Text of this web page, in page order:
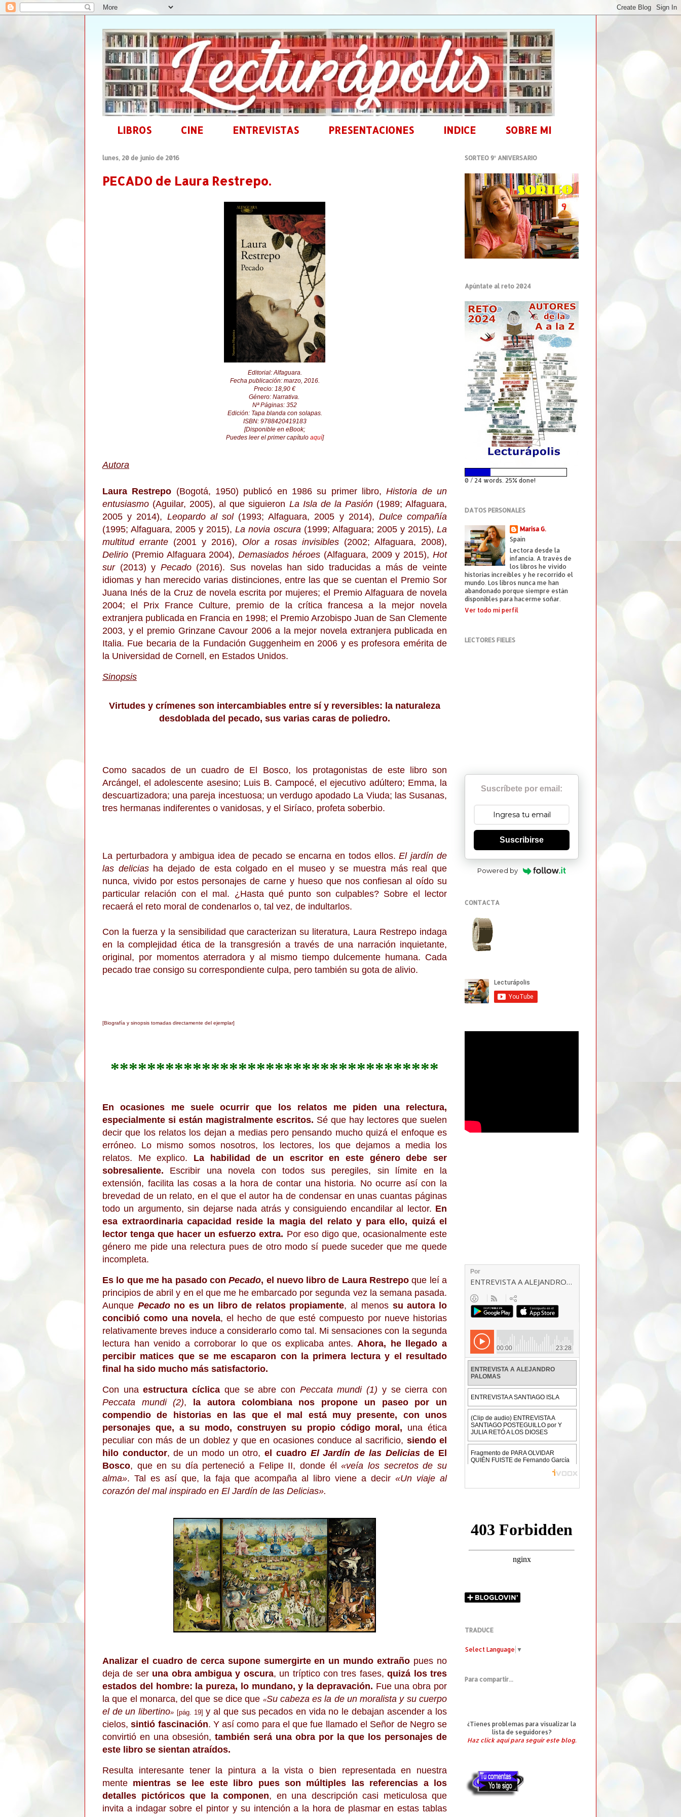
LIBROS CINE ENTREVISTAS PRESENTACIONES INDICE SOBRE MI
lunes, 20 de junio de 2016
PECADO de Laura Restrepo.
Editorial: Alfaguara.
Fecha publicación: marzo, 2016.
Precio: 18,90 €
Género: Narrativa
Nª Páginas: 352
Edición: Tapa blanda con solapas.
ISBN: 9788420419183
[Disponible en eBook;
Puedes leer el primer capítulo aquí]
Autora
Laura Restrepo (Bogotá, 1950) publicó en 1986 su primer libro,Historia de un
entusiasmo (Aguilar, 2005), al que siguieron La Isla de la Pasión(1989; Alfaguara,
2005 y 2014), Leopardo al sol(1993; Alfaguara, 2005 y 2014), Dulce compañía
(1995; Alfaguara, 2005 y 2015),La novia oscura (1999; Alfaguara; 2005 y 2015),La
multitud errante (2001 y 2016), Olor a rosas invisibles (2002; Alfaguara, 2008),
Delirio (Premio Alfaguara 2004),Demasiados héroes (Alfaguara, 2009 y 2015),Hot
sur(2013) y Pecado(2016). Sus novelas han sido traducidas a más de veinte
idiomas y han merecido varias distinciones, entre las que se cuentan el Premio Sor
Juana Inés de la Cruz de novela escrita por mujeres; el Premio Alfaguara de novela
2004; el Prix France Culture, premio de la crítica francesa a la mejor novela
extranjera publicada en Francia en 1998; el Premio Arzobispo Juan de San Clemente
2003, y el premio Grinzane Cavour 2006 a la mejor novela extranjera publicada en
Italia. Fue becaria de la Fundación Guggenheim en 2006 y es profesora emérita de
la Universidad de Cornell, en Estados Unidos.
Sinopsis
Virtudes y crímenes son intercambiables entre sí y reversibles: la naturaleza
desdoblada del pecado, sus varias caras de poliedro.
Como sacados de un cuadro de El Bosco, los protagonistas de este libro son
Arcángel, el adolescente asesino; Luis B. Campocé, el ejecutivo adúltero; Emma, la
descuartizadora; una pareja incestuosa; un verdugo apodado La Viuda; las Susanas,
tres hermanas indiferentes o vanidosas, y el Siríaco, profeta soberbio.
La perturbadora y ambigua idea de pecado se encarna en todos ellos.El jardín de
las deliciasha dejado de esta colgado en el museo y se muestra más real que
nunca, vivido por estos personajes de carne y hueso que nos confiesan al oído su
particular relación con el mal. ¿Hasta qué punto son culpables? Sobre el lector
recaerá el reto moral de condenarlos o, tal vez, de indultarlos.
Con la fuerza y la sensibilidad que caracterizan su literatura, Laura Restrepo indaga
en la complejidad ética de la transgresión a través de una narración inquietante,
original, por momentos aterradora y al mismo tiempo dulcemente humana. Cada
pecado trae consigo su correspondiente culpa, pero también su gota de alivio.
[Biografía y sinopsis tomadas directamente del ejemplar]
************************************
En ocasiones me suele ocurrir que los relatos me piden una relectura,
especialmente si están magistralmente escritos. Sé que hay lectores que suelen
decir que los relatos los dejan a medias pero pensando mucho quizá el enfoque es
erróneo. Lo mismo somos nosotros, los lectores, los que dejamos a media los
relatos. Me explico. La habilidad de un escritor en este género debe ser
sobresaliente. Escribir una novela con todos sus peregiles, sin límite en la
extensión, facilita las cosas a la hora de contar una historia. No ocurre así con la
brevedad de un relato, en el que el autor ha de condensar en unas cuantas páginas
todo un argumento, sin dejarse nada atrás y consiguiendo encandilar al lector. En
esa extraordinaria capacidad reside la magia del relato y para ello, quizá el
lector tenga que hacer un esfuerzo extra. Por eso digo que, ocasionalmente este
género me pide una relectura pues de otro modo sí puede suceder que me quede
incompleta.
Es lo que me ha pasado conPecado, el nuevo libro de Laura Restrepo que leí a
principios de abrily en el que me heembarcado por segunda vez la semana pasada.
Aunque Pecadono es un libro de relatos propiamente, al menos su autora lo
concibió como una novela, el hecho de que esté compuesto por nuevehistorias
relativamente breves induce aconsiderarlocomo tal. Misensaciones con la segunda
lectura han venido a corroborar lo que os explicaba antes. Ahora, he llegado a
percibir matices que se me escaparon con la primera lectura y el resultado
final ha sido mucho más satisfactorio.
Con unaestructura cíclica que se abre con Peccata mundi (1) y se cierra con
Peccata mundi (2), la autora colombiana nos propone un paseo por un
compendio de historias en las que el mal está muy presente, con unos
personajes que, a su modo, construyen su propio códigomoral, una ética
peculiar con más de un doblez y que en ocasionesconduce al sacrificio, siendo el
hilo conductor, de un modo un otro,el cuadro El Jardín de las Deliciasde El
Bosco, que en su día perteneció a Felipe II, donde él«veía los secretos de su
alma». Tal es así que, la faja que acompaña al libro viene a decir «Un viaje al
corazón del mal inspirado en El Jardín de las Delicias».
Analizar el cuadro de cerca supone sumergirte en un mundo extraño pues no
deja de ser una obra ambigua y oscura, un tríptico con tres fases,quizá los tres
estados del hombre: la pureza, lo mundano, y la depravación. Fue una obra por
la que el monarca, del que se dice que «Su cabeza es la de unmoralista y su cuerpo
el de un libertino» [pág. 19] y al que sus pecados en vida no le debajan ascender a los
cielos,sintió fascinación. Y así como para el quefue llamado el Señor de Negro se
convirtió en una obsesión, también será una obra por la que los personajes de
este libro se sientan atraídos.
Resulta interesante tener la pintura a la vista o bien representada en nuestra
mente mientras se lee este libro pues son múltiples las referencias a los
detalles pictóricos que la componen, en una descripción casi meticulosa que
invita a indagar sobre el pintor y su intención a la hora de plasmar en estas tablas
SORTEO 9º ANIVERSARIO
Apúntate al reto 2024
0 / 24 words. 25% done!
DATOS PERSONALES
Marisa G.
Spain
Lectora desde la
infancia. A través de
los libros he vivido
historias increíbles y he recorrido el
mundo. Los libros nunca me han
abandonado porque siempre están
disponibles para hacerme soñar.
Ver todo mi perfil
LECTORES FIELES
Suscríbete por email:
Suscribirse
Powered by
CONTACTA
TRADUCE
Select Language ▼
Para compartir...
¿Tienes problemas para visualizar la
lista de seguidores?
Haz click aquí para seguir este blog.